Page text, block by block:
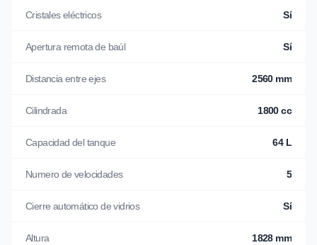
Cristales eléctricos Sí
Apertura remota de baúl Sí
Distancia entre ejes 2560 mm
Cilindrada 1800 cc
Capacidad del tanque 64 L
Numero de velocidades 5
Cierre automático de vidrios Sí
Altura 1828 mm